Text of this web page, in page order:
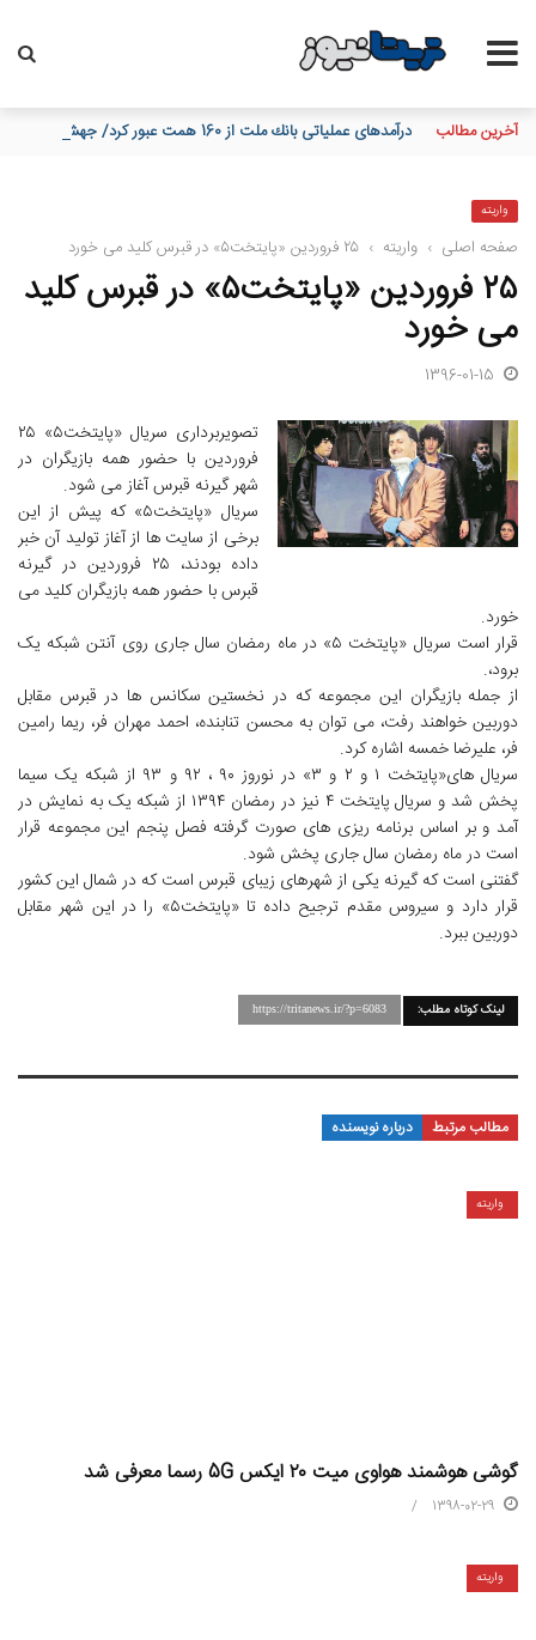
آخرین مطالب درآمدهای عملیاتی بانك ملت از 160 همت عبور كرد/ جهش 95 درصدی نسبت به پایان تیرماه 1404
واریته
صفحه اصلی › واریته › ۲۵ فروردین «پایتخت۵» در قبرس کلید می خورد
۲۵ فروردین «پایتخت۵» در قبرس کلید
می خورد
1396-01-15
تصویربرداری سریال «پایتخت۵» ۲۵
فروردین با حضور همه بازیگران در
شهر گیرنه قبرس آغاز می شود.
سریال «پایتخت۵» که پیش از این
برخی از سایت ها از آغاز تولید آن خبر
داده بودند، ۲۵ فروردین در گیرنه
قبرس با حضور همه بازیگران کلید می
خورد.
قرار است سریال «پایتخت ۵» در ماه رمضان سال جاری روی آنتن شبکه یک
برود،.
از جمله بازیگران این مجموعه که در نخستین سکانس ها در قبرس مقابل
دوربین خواهند رفت، می توان به محسن تنابنده، احمد مهران فر، ریما رامین
فر، علیرضا خمسه اشاره کرد.
سریال های«پایتخت ۱ و ۲ و ۳» در نوروز ۹۰ ، ۹۲ و ۹۳ از شبکه یک سیما
پخش شد و سریال پایتخت ۴ نیز در رمضان ۱۳۹۴ از شبکه یک به نمایش در
آمد و بر اساس برنامه ریزی های صورت گرفته فصل پنجم این مجموعه قرار
است در ماه رمضان سال جاری پخش شود.
گفتنی است که گیرنه یکی از شهرهای زیبای قبرس است که در شمال این کشور
قرار دارد و سیروس مقدم ترجیح داده تا «پایتخت۵» را در این شهر مقابل
دوربین ببرد.
لینک کوتاه مطلب: https://tritanews.ir/?p=6083
مطالب مرتبط درباره نویسنده
واریته
گوشی هوشمند هواوی میت ۲۰ ایکس 5G رسما معرفی شد
1398-02-29
واریته